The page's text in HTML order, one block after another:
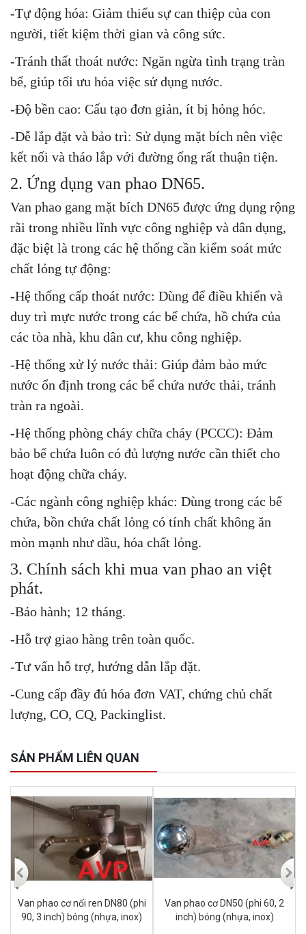
-Tự động hóa: Giảm thiểu sự can thiệp của con
người, tiết kiệm thời gian và công sức.
-Tránh thất thoát nước: Ngăn ngừa tình trạng tràn
bể, giúp tối ưu hóa việc sử dụng nước.
-Độ bền cao: Cấu tạo đơn giản, ít bị hỏng hóc.
-Dễ lắp đặt và bảo trì: Sử dụng mặt bích nên việc
kết nối và tháo lắp với đường ống rất thuận tiện.
2. Ứng dụng van phao DN65.
Van phao gang mặt bích DN65 được ứng dụng rộng
rãi trong nhiều lĩnh vực công nghiệp và dân dụng,
đặc biệt là trong các hệ thống cần kiểm soát mức
chất lỏng tự động:
-Hệ thống cấp thoát nước: Dùng để điều khiển và
duy trì mực nước trong các bể chứa, hồ chứa của
các tòa nhà, khu dân cư, khu công nghiệp.
-Hệ thống xử lý nước thải: Giúp đảm bảo mức
nước ổn định trong các bể chứa nước thải, tránh
tràn ra ngoài.
-Hệ thống phòng cháy chữa cháy (PCCC): Đảm
bảo bể chứa luôn có đủ lượng nước cần thiết cho
hoạt động chữa cháy.
-Các ngành công nghiệp khác: Dùng trong các bể
chứa, bồn chứa chất lỏng có tính chất không ăn
mòn mạnh như dầu, hóa chất lỏng.
3. Chính sách khi mua van phao an việt
phát.
-Bảo hành; 12 tháng.
-Hỗ trợ giao hàng trên toàn quốc.
-Tư vấn hỗ trợ, hướng dẫn lắp đặt.
-Cung cấp đầy đủ hóa đơn VAT, chứng chủ chất
lượng, CO, CQ, Packinglist.
SẢN PHẨM LIÊN QUAN
Van phao cơ nối ren DN80 (phi
90, 3 inch) bóng (nhựa, inox)
Van phao cơ DN50 (phi 60, 2
inch) bóng (nhựa, inox)